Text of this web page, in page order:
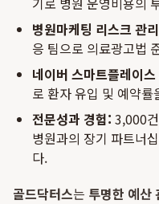
병원마케팅 리스크 관
응 팀으로 의료광고법
네이버 스마트플레이
로 환자 유입 및 예약
전문성과 경험: 3,000
병원과의 장기 파트너
다.
골드닥터스는 투명한 예산